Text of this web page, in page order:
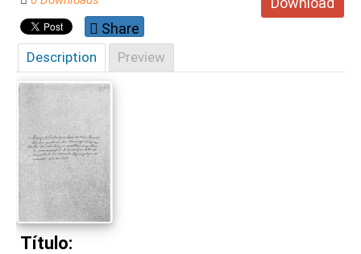
Share
Description Preview
Título: